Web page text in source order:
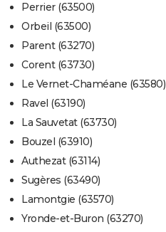
Perrier (63500)
Orbeil (63500)
Parent (63270)
Corent (63730)
Le Vernet-Chaméane (63580)
Ravel (63190)
La Sauvetat (63730)
Bouzel (63910)
Authezat (63114)
Sugères (63490)
Lamontgie (63570)
Yronde-et-Buron (63270)